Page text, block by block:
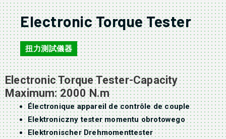
Electronic Torque Tester
扭力測試儀器
Electronic Torque Tester-Capacity
Maximum: 2000 N.m
Électronique appareil de contrôle de couple
Elektroniczny tester momentu obrotowego
Elektronischer Drehmomenttester